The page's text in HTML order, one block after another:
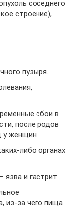
соседнего
строение),
пузыря.
сбои в
после родов
у женщин.
либо органах
язва и гастрит.
из-за чего пища